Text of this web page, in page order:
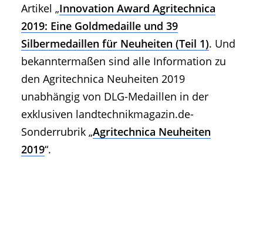
Artikel „Innovation Award Agritechnica
2019: Eine Goldmedaille und 39
Silbermedaillen für Neuheiten (Teil 1). Und
bekanntermaßen sind alle Information zu
den Agritechnica Neuheiten 2019
unabhängig von DLG-Medaillen in der
exklusiven landtechnikmagazin.de-
Sonderrubrik „Agritechnica Neuheiten
2019“.